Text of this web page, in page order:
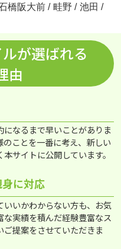
橋阪大前 / 畦野 / 池田 /
が選ばれる
由
なるまで早いことがありま
ことを一番に考え、新しい
サイトに公開しています。
に対応
いいかわからない方も、お気
実績を積んだ経験豊富なス
提案をさせていただきま